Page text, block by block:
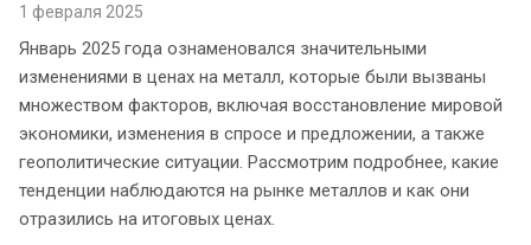
1 февраля 2025
Январь 2025 года ознаменовался значительными
изменениями в ценах на металл, которые были вызваны
множеством факторов, включая восстановление мировой
экономики, изменения в спросе и предложении, а также
геополитические ситуации. Рассмотрим подробнее, какие
тенденции наблюдаются на рынке металлов и как они
отразились на итоговых ценах.